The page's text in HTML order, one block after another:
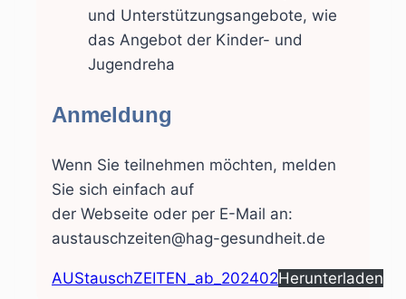
und Unterstützungsangebote, wie
das Angebot der Kinder- und
Jugendreha
Anmeldung
Wenn Sie teilnehmen möchten, melden
Sie sich einfach auf
der Webseite oder per E-Mail an:
austauschzeiten@hag-gesundheit.de
AUStauschZEITEN_ab_202402Herunterladen